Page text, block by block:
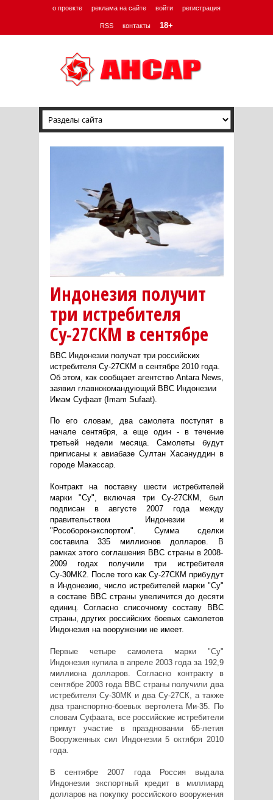
о проекте реклама на сайте войти регистрация
RSS контакты 18+
Индонезия получит
три истребителя
Су-27СКМ в сентябре
ВВС Индонезии получат три российских
истребителя Су-27СКМ в сентябре 2010 года.
Об этом, как сообщает агентство Antara News,
заявил главнокомандующий ВВС Индонезии
Имам Суфаат (Imam Sufaat).
По его словам, два самолета поступят в
начале сентября, а еще один - в течение
третьей недели месяца. Самолеты будут
приписаны к авиабазе Султан Хасануддин в
городе Макассар.
Контракт на поставку шести истребителей
марки "Су", включая три Су-27СКМ, был
подписан в августе 2007 года между
правительством Индонезии и
"Рособоронэкспортом". Сумма сделки
составила 335 миллионов долларов. В
рамках этого соглашения ВВС страны в 2008-
2009 годах получили три истребителя
Су-30МК2. После того как Су-27СКМ прибудут
в Индонезию, число истребителей марки "Су"
в составе ВВС страны увеличится до десяти
единиц. Согласно списочному составу ВВС
страны, других российских боевых самолетов
Индонезия на вооружении не имеет.
Первые четыре самолета марки "Су"
Индонезия купила в апреле 2003 года за 192,9
миллиона долларов. Согласно контракту в
сентябре 2003 года ВВС страны получили два
истребителя Су-30МК и два Су-27СК, а также
два транспортно-боевых вертолета Ми-35. По
словам Суфаата, все российские истребители
примут участие в праздновании 65-летия
Вооруженных сил Индонезии 5 октября 2010
года.
В сентябре 2007 года Россия выдала
Индонезии экспортный кредит в миллиард
долларов на покупку российского вооружения